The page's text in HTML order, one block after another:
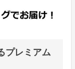
プレミアム